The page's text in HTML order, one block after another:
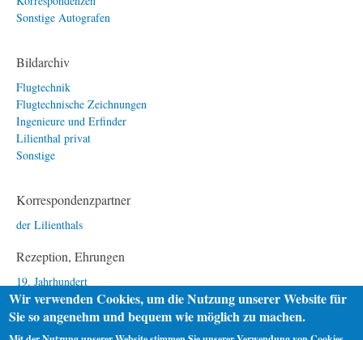
Sonstige Autografen
Bildarchiv
Flugtechnik
Flugtechnische Zeichnungen
Ingenieure und Erfinder
Lilienthal privat
Sonstige
Korrespondenzpartner
der Lilienthals
Rezeption, Ehrungen
19. Jahrhundert
20. Jahrhundert
21. Jahrhundert
Wir verwenden Cookies, um die Nutzung unserer Website für
Sie so angenehm und bequem wie möglich zu machen.